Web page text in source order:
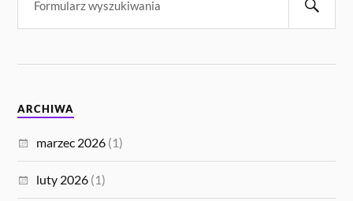
ARCHIWA
marzec 2026 (1)
luty 2026 (1)